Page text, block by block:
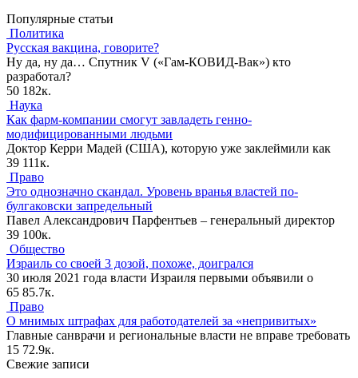
Популярные статьи
Политика
Русская вакцина, говорите?
Ну да, ну да… Спутник V («Гам-КОВИД-Вак») кто
разработал?
50 182к.
Наука
Как фарм-компании смогут завладеть генно-
модифицированными людьми
Доктор Керри Мадей (США), которую уже заклеймили как
39 111к.
Право
Это однозначно скандал. Уровень вранья властей по-
булгаковски запредельный
Павел Александрович Парфентьев – генеральный директор
39 100к.
Общество
Израиль со своей 3 дозой, похоже, доигрался
30 июля 2021 года власти Израиля первыми объявили о
65 85.7к.
Право
О мнимых штрафах для работодателей за «непривитых»
Главные санврачи и региональные власти не вправе требовать
15 72.9к.
Свежие записи